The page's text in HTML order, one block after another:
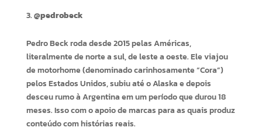
@pedrobeck
Pedro Beck roda desde 2015 pelas Américas,
literalmente de norte a sul, de leste a oeste. Ele viajou
de motorhome (denominado carinhosamente “Cora”)
pelos Estados Unidos, subiu até o Alaska e depois
desceu rumo à Argentina em um período que durou 18
meses. Isso com o apoio de marcas para as quais produz
conteúdo com histórias reais.